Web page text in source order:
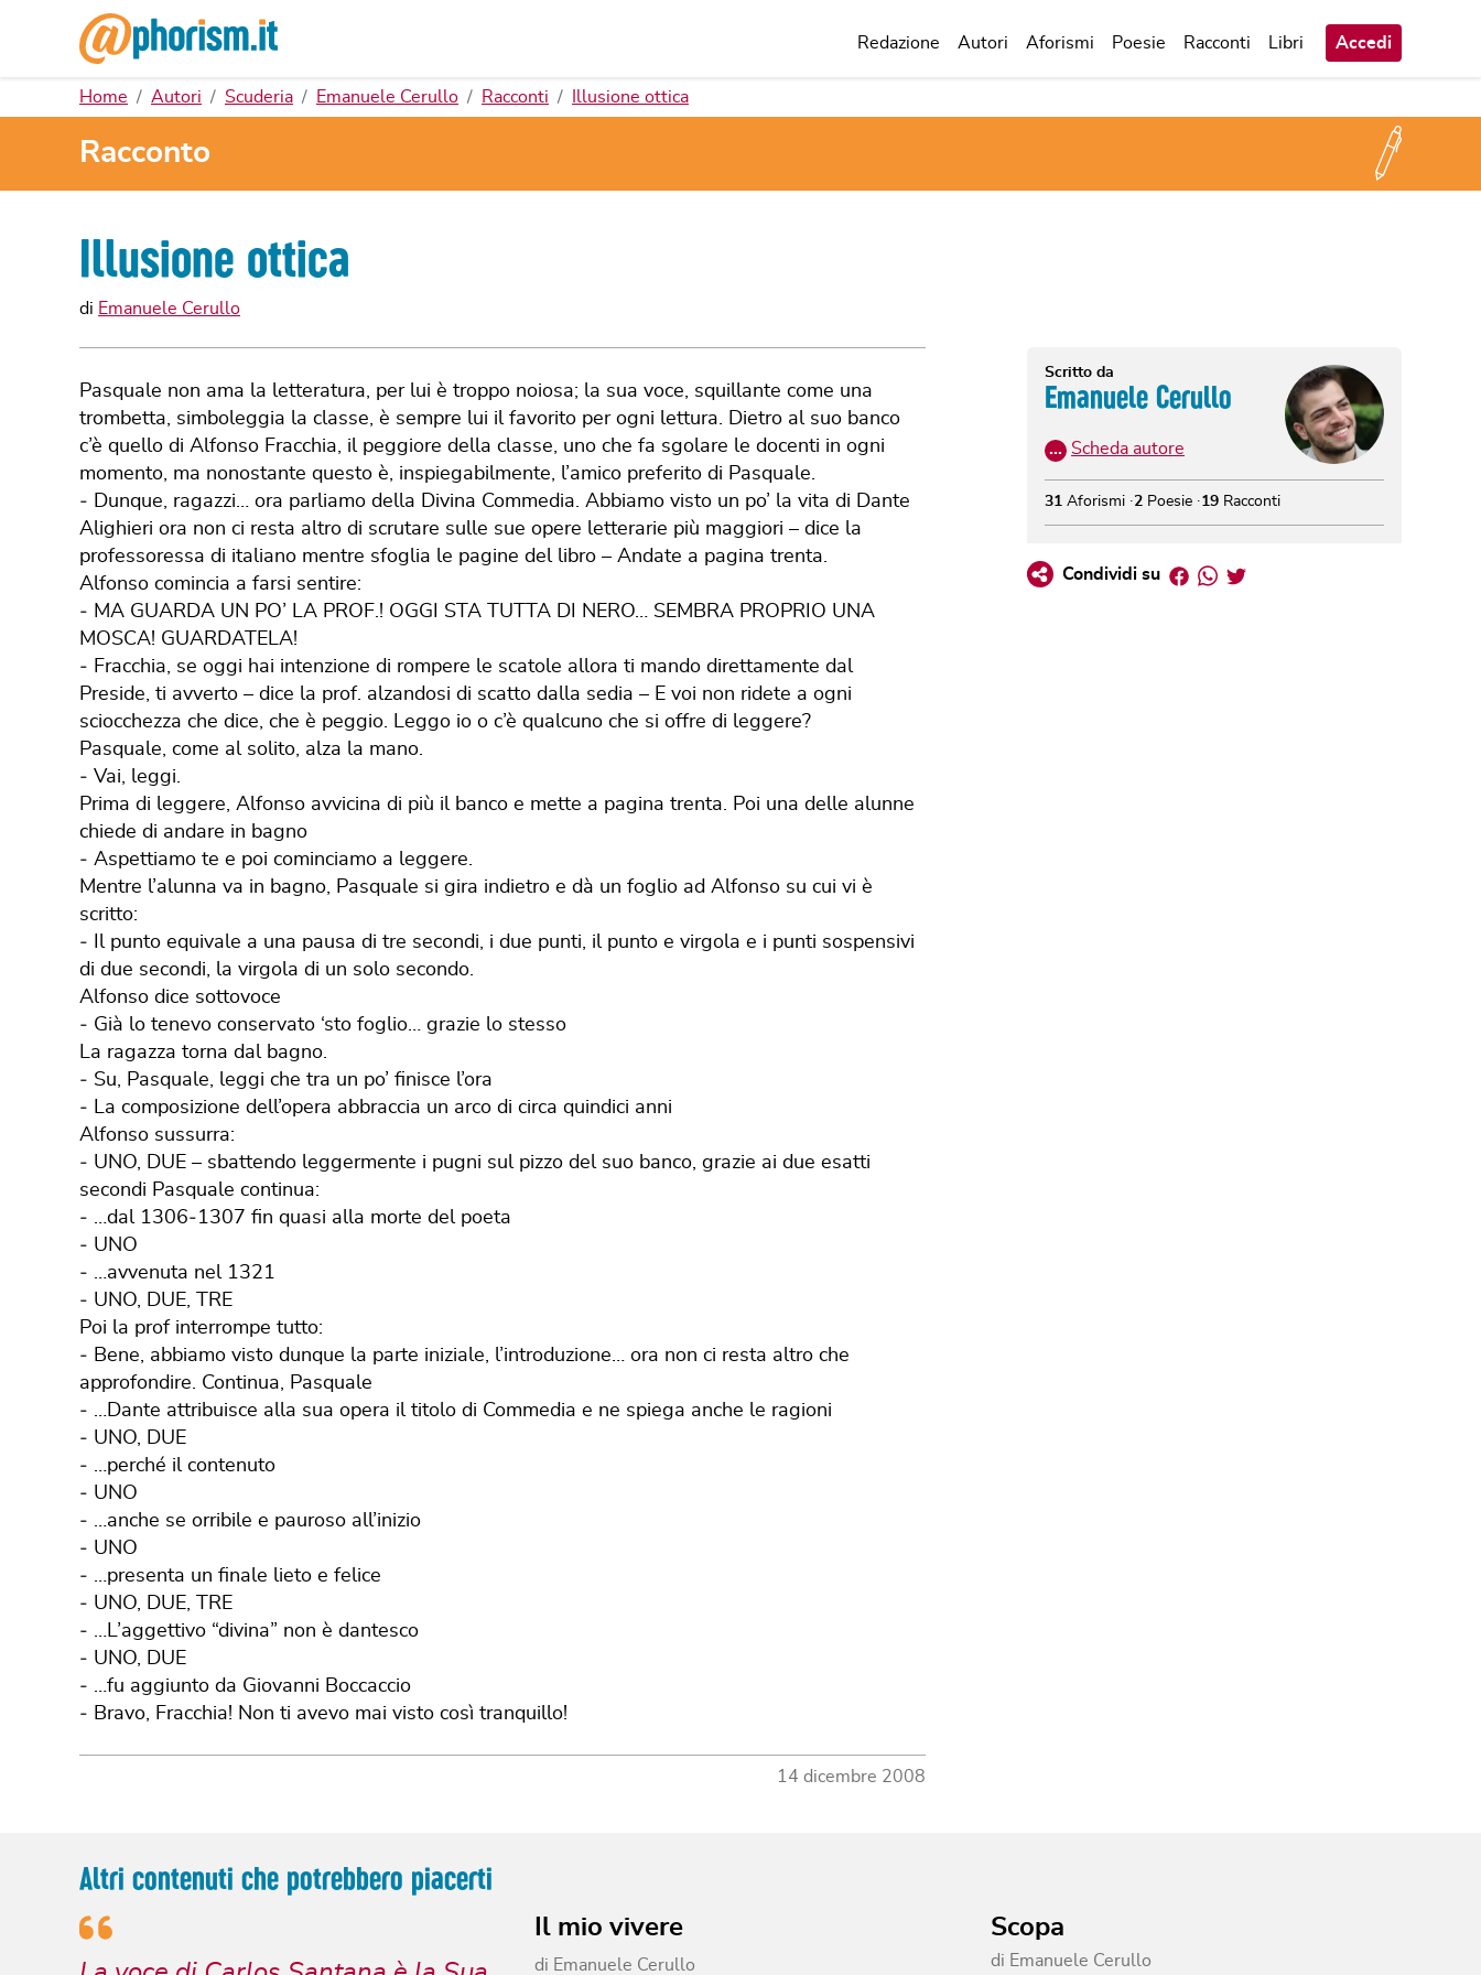
Redazione Autori Aforismi Poesie Racconti Libri Accedi
Home Autori Scuderia Emanuele Cerullo Racconti Illusione ottica
Racconto
Illusione ottica
di Emanuele Cerullo
Pasquale non ama la letteratura, per lui è troppo noiosa; la sua voce, squillante come una
trombetta, simboleggia la classe, è sempre lui il favorito per ogni lettura. Dietro al suo banco
c’è quello di Alfonso Fracchia, il peggiore della classe, uno che fa sgolare le docenti in ogni
momento, ma nonostante questo è, inspiegabilmente, l’amico preferito di Pasquale.
‐ Dunque, ragazzi… ora parliamo della Divina Commedia. Abbiamo visto un po’ la vita di Dante
Alighieri ora non ci resta altro di scrutare sulle sue opere letterarie più maggiori – dice la
professoressa di italiano mentre sfoglia le pagine del libro – Andate a pagina trenta.
Alfonso comincia a farsi sentire:
‐ MA GUARDA UN PO’ LA PROF.! OGGI STA TUTTA DI NERO… SEMBRA PROPRIO UNA
MOSCA! GUARDATELA!
‐ Fracchia, se oggi hai intenzione di rompere le scatole allora ti mando direttamente dal
Preside, ti avverto – dice la prof. alzandosi di scatto dalla sedia – E voi non ridete a ogni
sciocchezza che dice, che è peggio. Leggo io o c’è qualcuno che si offre di leggere?
Pasquale, come al solito, alza la mano.
‐ Vai, leggi.
Prima di leggere, Alfonso avvicina di più il banco e mette a pagina trenta. Poi una delle alunne
chiede di andare in bagno
‐ Aspettiamo te e poi cominciamo a leggere.
Mentre l’alunna va in bagno, Pasquale si gira indietro e dà un foglio ad Alfonso su cui vi è
scritto:
‐ Il punto equivale a una pausa di tre secondi, i due punti, il punto e virgola e i punti sospensivi
di due secondi, la virgola di un solo secondo.
Alfonso dice sottovoce
‐ Già lo tenevo conservato ‘sto foglio… grazie lo stesso
La ragazza torna dal bagno.
‐ Su, Pasquale, leggi che tra un po’ finisce l’ora
‐ La composizione dell’opera abbraccia un arco di circa quindici anni
Alfonso sussurra:
‐ UNO, DUE – sbattendo leggermente i pugni sul pizzo del suo banco, grazie ai due esatti
secondi Pasquale continua:
‐ …dal 1306‐1307 fin quasi alla morte del poeta
‐ UNO
‐ …avvenuta nel 1321
‐ UNO, DUE, TRE
Poi la prof interrompe tutto:
‐ Bene, abbiamo visto dunque la parte iniziale, l’introduzione… ora non ci resta altro che
approfondire. Continua, Pasquale
‐ …Dante attribuisce alla sua opera il titolo di Commedia e ne spiega anche le ragioni
‐ UNO, DUE
‐ …perché il contenuto
‐ UNO
‐ …anche se orribile e pauroso all’inizio
‐ UNO
‐ …presenta un finale lieto e felice
‐ UNO, DUE, TRE
‐ …L’aggettivo “divina” non è dantesco
‐ UNO, DUE
‐ …fu aggiunto da Giovanni Boccaccio
‐ Bravo, Fracchia! Non ti avevo mai visto così tranquillo!
14 dicembre 2008
Scritto da
Emanuele Cerullo
… Scheda autore
31 Aforismi 2 Poesie 19 Racconti
Condividi su Facebook
Whatsapp
Twitter
Altri contenuti che potrebbero piacerti
Il mio vivere
di Emanuele Cerullo
Scopa
di Emanuele Cerullo